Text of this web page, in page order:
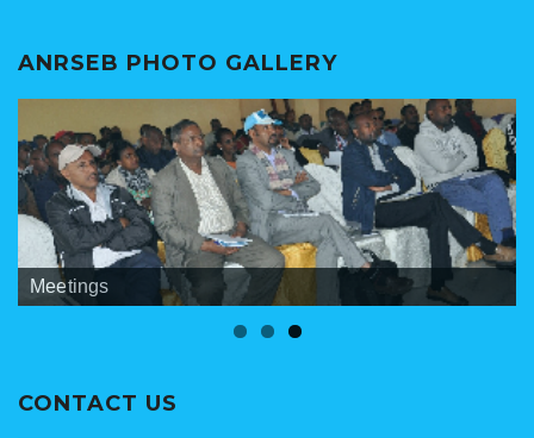
ANRSEB PHOTO GALLERY
ANRSEB Photo Gallery
Banners
Meetings
CONTACT US